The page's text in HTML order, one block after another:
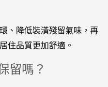
、降低裝潢殘留氣味，再
住品質更加舒適。
留嗎？